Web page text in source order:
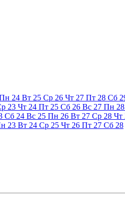
24 Вт 25 Ср 26 Чт 27 Пт 28 Сб
23 Чт 24 Пт 25 Сб 26 Вс 27 Пн 28
Сб 24 Вс 25 Пн 26 Вт 27 Ср 28 Чт
23 Вт 24 Ср 25 Чт 26 Пт 27 Сб 28